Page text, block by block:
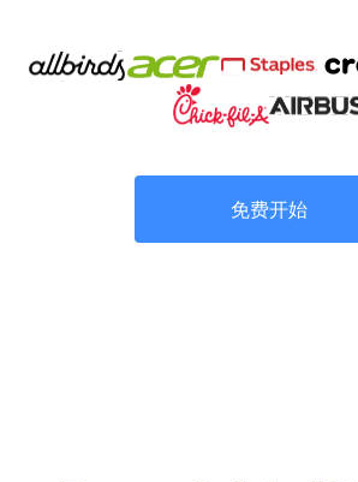
免费开始